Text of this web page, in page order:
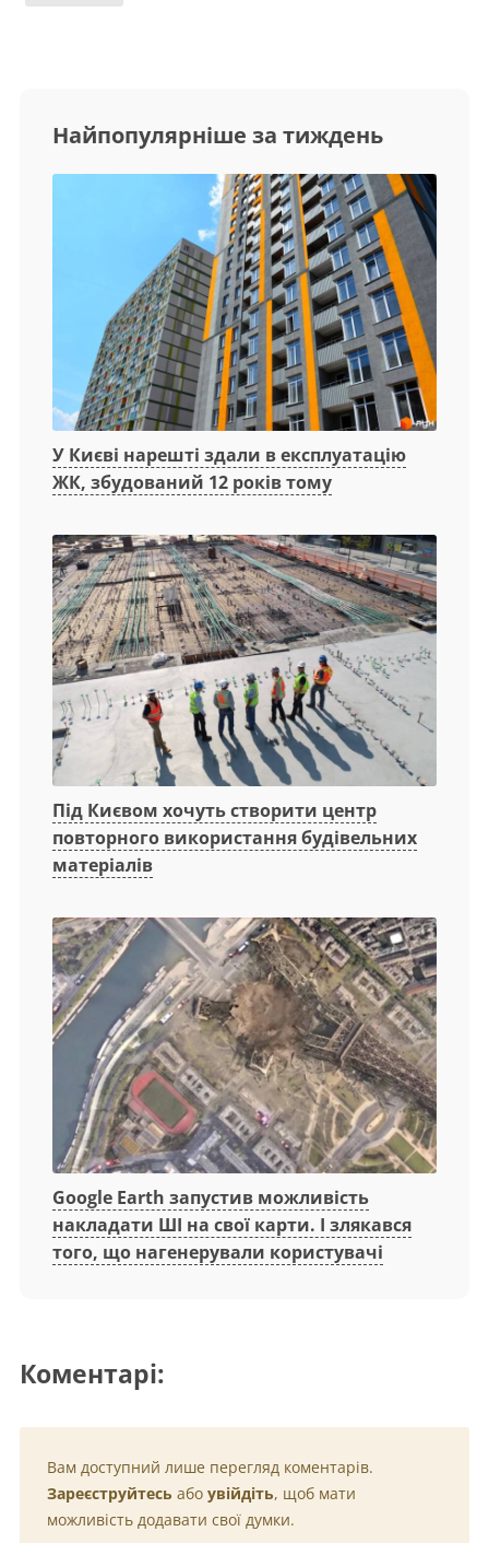
Найпопулярніше за тиждень
У Києві нарешті здали в експлуатацію
ЖК, збудований 12 років тому
Під Києвом хочуть створити центр
повторного використання будівельних
матеріалів
Google Earth запустив можливість
накладати ШІ на свої карти. І злякався
того, що нагенерували користувачі
Коментарі:
Вам доступний лише перегляд коментарів.
Зареєструйтесь або увійдіть, щоб мати
можливість додавати свої думки.